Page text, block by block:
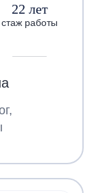
22 лет
стаж работы